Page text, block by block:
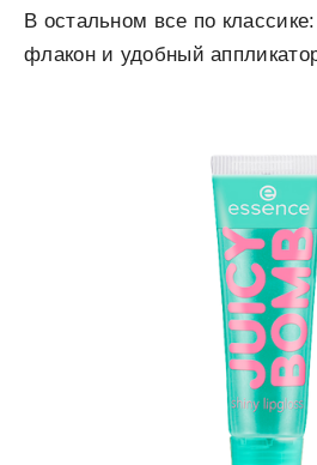
В остальном все по
флакон и удобный